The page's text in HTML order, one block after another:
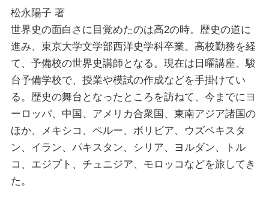
松永陽子 著
世界史の面白さに目覚めたのは高2の時。歴史の道に
進み、東京大学文学部西洋史学科卒業。高校勤務を経
て、予備校の世界史講師となる。現在は日曜講座、駿
台予備学校で、授業や模試の作成などを手掛けてい
る。歴史の舞台となったところを訪ねて、今までにヨ
ーロッパ、中国、アメリカ合衆国、東南アジア諸国の
ほか、メキシコ、ペルー、ボリビア、ウズベキスタ
ン、イラン、パキスタン、シリア、ヨルダン、トル
コ、エジプト、チュニジア、モロッコなどを旅してき
た。